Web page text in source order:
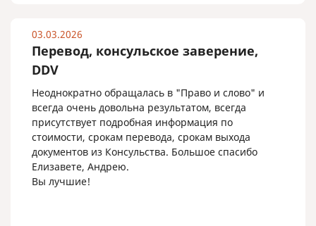
03.03.2026
Перевод, консульское заверение,
DDV
Неоднократно обращалась в "Право и слово" и
всегда очень довольна результатом, всегда
присутствует подробная информация по
стоимости, срокам перевода, срокам выхода
документов из Консульства. Большое спасибо
Елизавете, Андрею.
Вы лучшие!